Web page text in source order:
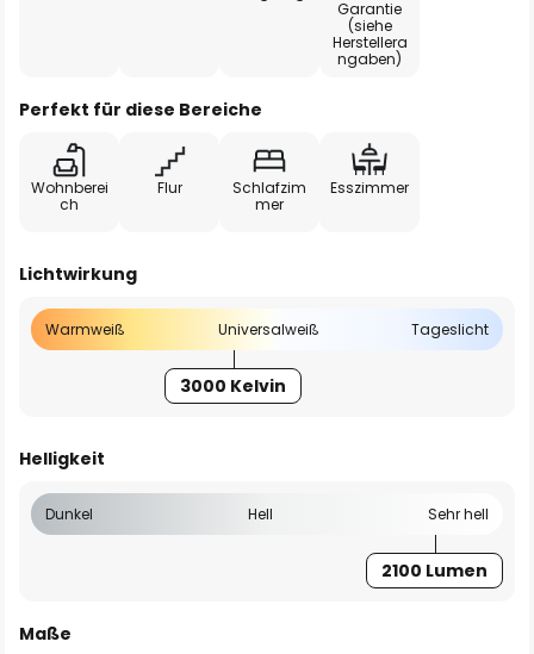
Garantie
(siehe
Herstellera
ngaben)
Perfekt für diese Bereiche
Wohnberei
ch
Flur
Schlafzim
mer
Esszimmer
Lichtwirkung
Warmweiß Universalweiß Tageslicht
3000 Kelvin
Helligkeit
Dunkel Hell Sehr hell
2100 Lumen
Maße